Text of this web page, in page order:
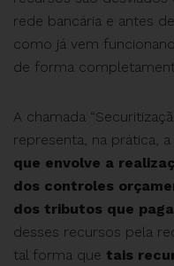
rede bancária e antes
como já vem
de forma
A chamada
representa, na prática, a
que envolve a
dos controles
dos tributos que
desses recursos pela
tal forma que tais